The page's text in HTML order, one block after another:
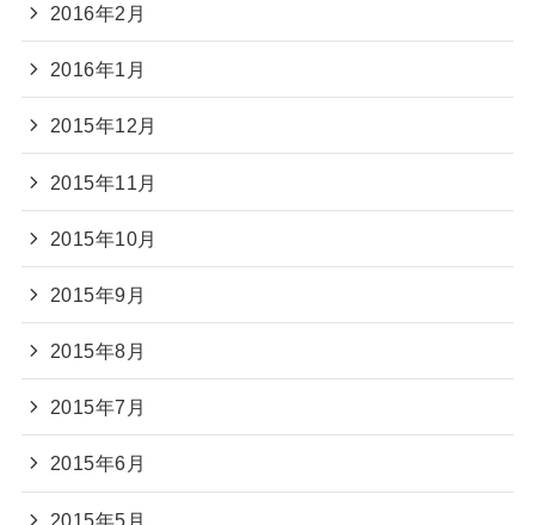
2016年2月
2016年1月
2015年12月
2015年11月
2015年10月
2015年9月
2015年8月
2015年7月
2015年6月
2015年5月